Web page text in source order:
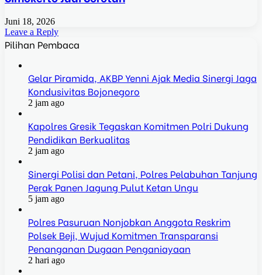
Juni 18, 2026
Leave a Reply
Pilihan Pembaca
Gelar Piramida, AKBP Yenni Ajak Media Sinergi Jaga
Kondusivitas Bojonegoro
2 jam ago
Kapolres Gresik Tegaskan Komitmen Polri Dukung
Pendidikan Berkualitas
2 jam ago
Sinergi Polisi dan Petani, Polres Pelabuhan Tanjung
Perak Panen Jagung Pulut Ketan Ungu
5 jam ago
Polres Pasuruan Nonjobkan Anggota Reskrim
Polsek Beji, Wujud Komitmen Transparansi
Penanganan Dugaan Penganiayaan
2 hari ago